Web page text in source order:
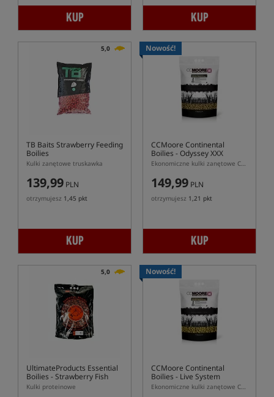
KUP KUP
5,0
TB Baits Strawberry Feeding
Boilies
Kulki zanętowe truskawka
139,99 PLN
otrzymujesz 1,45 pkt
KUP
Nowość!
CCMoore Continental
Boilies - Odyssey XXX
Ekonomiczne kulki zanętowe CCMoore Continental Odyssey XXX
149,99 PLN
otrzymujesz 1,21 pkt
KUP
5,0
UltimateProducts Essential
Boilies - Strawberry Fish
Kulki proteinowe
Nowość!
CCMoore Continental
Boilies - Live System
Ekonomiczne kulki zanętowe CCMoore Continental Live System